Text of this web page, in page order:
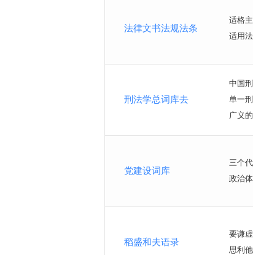
法律文书法规法条
适格
适用
刑法学总词库去
中国
单一
广义
党建设词库
三个
政治
稻盛和夫语录
要谦虚
思利他